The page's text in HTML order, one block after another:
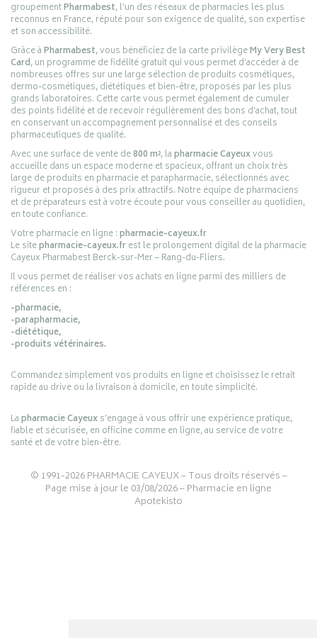
groupementPharmabest, l’un des réseaux de pharmacies les plus
reconnus en France, réputé pour son exigence de qualité, son expertise
et son accessibilité.
Grâce àPharmabest, vous bénéficiez de la carte privilègeMy Very Best
Card, un programme de fidélité gratuit qui vous permet d’accéder à de
nombreuses offres sur une large sélection de produits cosmétiques,
dermo-cosmétiques, diététiques et bien-être, proposés par les plus
grands laboratoires. Cette carte vous permet également de cumuler
des points fidélité et de recevoir régulièrement des bons d’achat, tout
en conservant un accompagnement personnalisé et des conseils
pharmaceutiques de qualité.
Avec une surface de vente de800 m², lapharmacie Cayeuxvous
accueille dans un espace moderne et spacieux, offrant un choix très
large de produits en pharmacie et parapharmacie, sélectionnés avec
rigueur et proposés à des prix attractifs. Notre équipe de pharmaciens
et de préparateurs est à votre écoute pour vous conseiller au quotidien,
en toute confiance.
Votre pharmacie en ligne :pharmacie-cayeux.fr
Le sitepharmacie-cayeux.frest le prolongement digital de la pharmacie
Cayeux Pharmabest Berck-sur-Mer – Rang-du-Fliers.
Il vous permet de réaliser vos achats en ligne parmi des milliers de
références en :
-pharmacie,
-parapharmacie,
-diététique,
-produits vétérinaires.
Commandez simplement vos produits en ligne et choisissez le retrait
rapide au drive ou la livraison à domicile, en toute simplicité.
Lapharmacie Cayeuxs’engage à vous offrir une expérience pratique,
fiable et sécurisée, en officine comme en ligne, au service de votre
santé et de votre bien-être.
© 1991-2026PHARMACIE CAYEUX– Tous droits réservés –
Page mise à jour le 03/08/2026 –Pharmacie en ligne
Apotekisto